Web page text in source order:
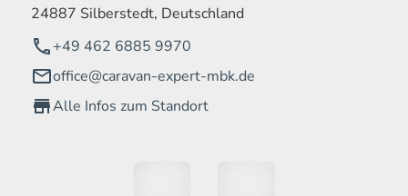
24887 Silberstedt, Deutschland
+49 462 6885 9970
office@caravan-expert-mbk.de
Alle Infos zum Standort